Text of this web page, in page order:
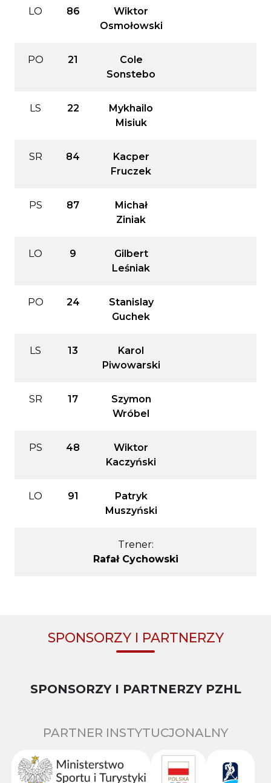
LO 86
Wiktor
Osmołowski
PO 21
Cole
Sonstebo
LS 22
Mykhailo
Misiuk
SR 84
Kacper
Fruczek
PS 87
Michał
Ziniak
LO 9
Gilbert
Leśniak
PO 24
Stanislay
Guchek
LS 13
Karol
Piwowarski
SR 17
Szymon
Wróbel
PS 48
Wiktor
Kaczyński
LO 91
Patryk
Muszyński
Trener:
Rafał Cychowski
SPONSORZY I PARTNERZY
SPONSORZY I PARTNERZY PZHL
PARTNER INSTYTUCJONALNY